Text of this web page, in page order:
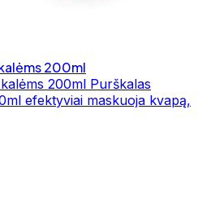
200ml
200ml Purškalas
efektyviai maskuoja kvapą,